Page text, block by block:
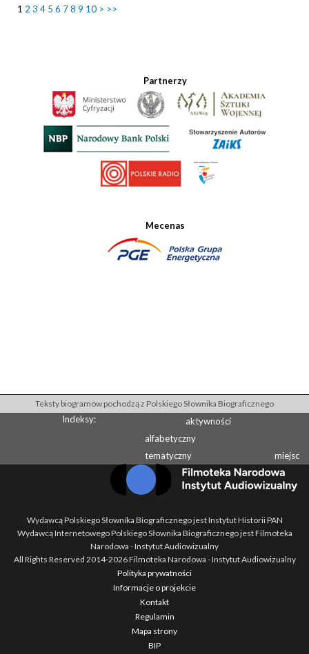
1 2 3 4 5 6 78 9 10 > >>
Partnerzy
Mecenas
Teksty biogramów pochodzą z Polskiego Słownika Biograficznego
Indeksy:
aktywności
alfabetyczny
tematyczny
miejsc
Wydawcą Polskiego Słownika Biograficznego jest Instytut Historii PAN
Wydawcą Internetowego Polskiego Słownika Biograficznego jest Filmoteka
Narodowa - Instytut Audiowizualny
All Rights Reserved 2014-2026Filmoteka Narodowa - Instytut Audiowizualny
Polityka prywatności
Informacje o projekcie
Kontakt
Regulamin
Mapa strony
BIP